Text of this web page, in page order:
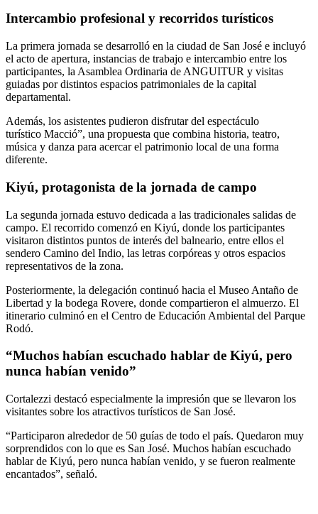
Intercambio profesional y recorridos turísticos
La primera jornada se desarrolló en la ciudad de San José e incluyó
el acto de apertura, instancias de trabajo e intercambio entre los
participantes, la Asamblea Ordinaria de ANGUITUR y visitas
guiadas por distintos espacios patrimoniales de la capital
departamental.
Además, los asistentes pudieron disfrutar del espectáculo
turístico Macció”, una propuesta que combina historia, teatro,
música y danza para acercar el patrimonio local de una forma
diferente.
Kiyú, protagonista de la jornada de campo
La segunda jornada estuvo dedicada a las tradicionales salidas de
campo. El recorrido comenzó en Kiyú, donde los participantes
visitaron distintos puntos de interés del balneario, entre ellos el
sendero Camino del Indio, las letras corpóreas y otros espacios
representativos de la zona.
Posteriormente, la delegación continuó hacia el Museo Antaño de
Libertad y la bodega Rovere, donde compartieron el almuerzo. El
itinerario culminó en el Centro de Educación Ambiental del Parque
Rodó.
“Muchos habían escuchado hablar de Kiyú, pero
nunca habían venido”
Cortalezzi destacó especialmente la impresión que se llevaron los
visitantes sobre los atractivos turísticos de San José.
“Participaron alrededor de 50 guías de todo el país. Quedaron muy
sorprendidos con lo que es San José. Muchos habían escuchado
hablar de Kiyú, pero nunca habían venido, y se fueron realmente
encantados”, señaló.